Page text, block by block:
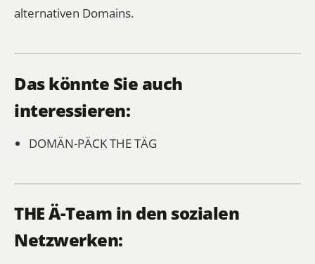
alternativen Domains.
Das könnte Sie auch
interessieren:
DOMÄN-PÄCKTHE TÄG
THE Ä-Team in den sozialen
Netzwerken: